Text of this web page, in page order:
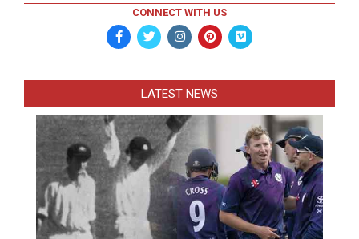
CONNECT WITH US
LATEST NEWS